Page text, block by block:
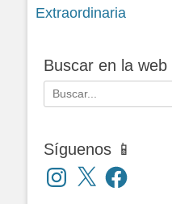
Extraordinaria
Buscar en la web
Buscar:
Síguenos 📱
Instagram
X Facebook